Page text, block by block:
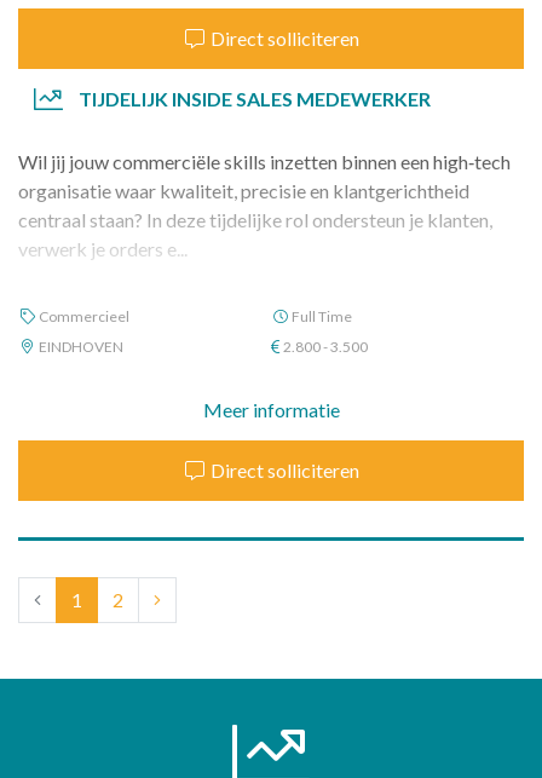
Direct solliciteren
TIJDELIJK INSIDE SALES MEDEWERKER
Wil jij jouw commerciële skills inzetten binnen een high‑tech
organisatie waar kwaliteit, precisie en klantgerichtheid
centraal staan? In deze tijdelijke rol ondersteun je klanten,
verwerk je orders e...
Commercieel
Full Time
EINDHOVEN
2.800 - 3.500
Meer informatie
Direct solliciteren
1 (current)
2